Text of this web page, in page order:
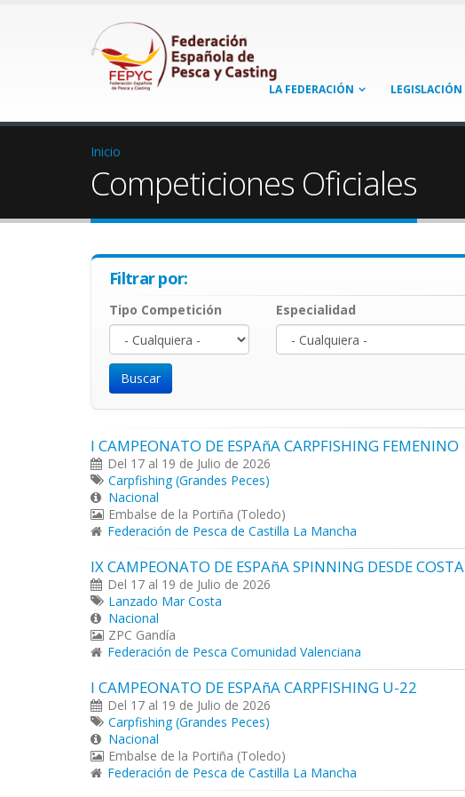
LA FEDERACIÓN LEGISLACIÓN
Inicio
Competiciones Oficiales
Filtrar por:
Tipo Competición Especialidad
I CAMPEONATO DE ESPAñA CARPFISHING FEMENINO
Del 17 al 19 de Julio de 2026
Carpfishing (Grandes Peces)
Nacional
Embalse de la Portiña (Toledo)
Federación de Pesca de Castilla La Mancha
IX CAMPEONATO DE ESPAñA SPINNING DESDE COSTA
Del 17 al 19 de Julio de 2026
Lanzado Mar Costa
Nacional
ZPC Gandía
Federación de Pesca Comunidad Valenciana
I CAMPEONATO DE ESPAñA CARPFISHING U-22
Del 17 al 19 de Julio de 2026
Carpfishing (Grandes Peces)
Nacional
Embalse de la Portiña (Toledo)
Federación de Pesca de Castilla La Mancha